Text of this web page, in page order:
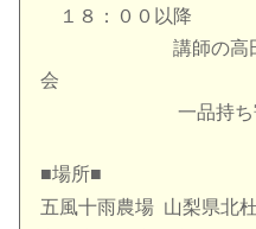
１８：００以降
講師の高田宏臣
会
一品持ち寄りで
■場所■
五風十雨農場 山梨県北